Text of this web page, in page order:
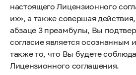
настоящего Лицензионного
их», а также совершая
абзаце 3 преамбулы, Вы
согласие является осознанным
также то, что Вы будете
Лицензионного соглашения.